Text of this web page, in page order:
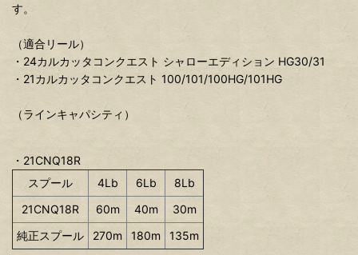
す。
（適合リール）
・24カルカッタコンクエスト シャローエディション HG30/31
・21カルカッタコンクエスト 100/101/100HG/101HG
（ラインキャパシティ）
・21CNQ18R
スプール
4Lb 6Lb
8Lb
21CNQ18R
60m 40m
30m
純正スプール
270m 180m 135m